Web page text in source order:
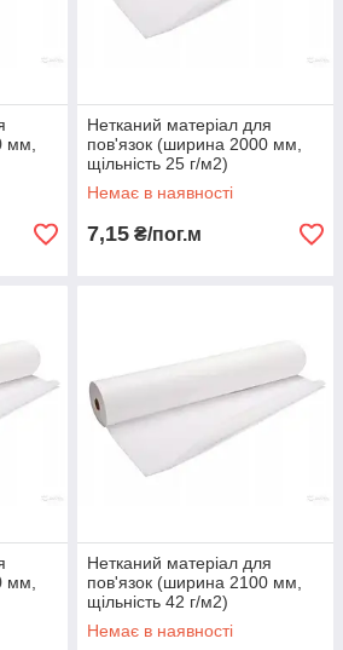
мм,
Нетканий матеріал для
пов'язок (ширина 2000 мм,
щільність 25 г/м2)
Немає в наявності
7,15 ₴/пог.м
мм,
Нетканий матеріал для
пов'язок (ширина 2100 мм,
щільність 42 г/м2)
Немає в наявності